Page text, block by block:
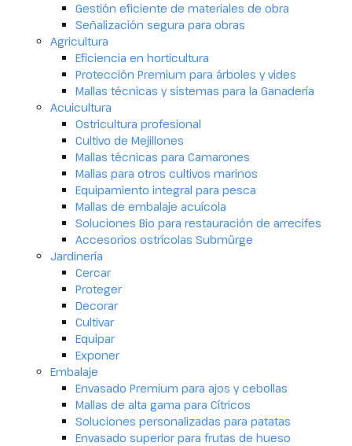
Gestión eficiente de materiales de obra
Señalización segura para obras
Agricultura
Eficiencia en horticultura
Protección Premium para árboles y vides
Mallas técnicas y sistemas para la Ganadería
Acuicultura
Ostricultura profesional
Cultivo de Mejillones
Mallas técnicas para Camarones
Mallas para otros cultivos marinos
Equipamiento integral para pesca
Mallas de embalaje acuícola
Soluciones Bio para restauración de arrecifes
Accesorios ostrícolas Submürge
Jardinería
Cercar
Proteger
Decorar
Cultivar
Equipar
Exponer
Embalaje
Envasado Premium para ajos y cebollas
Mallas de alta gama para Cítricos
Soluciones personalizadas para patatas
Envasado superior para frutas de hueso